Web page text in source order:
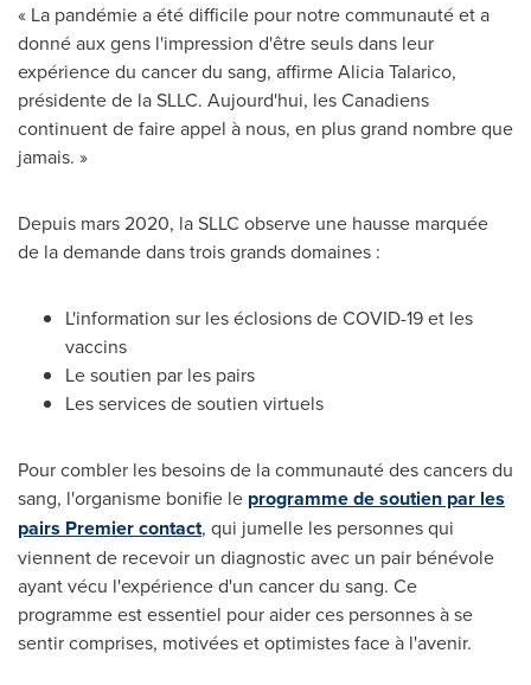
« La pandémie a été difficile pour notre communauté et a
donné aux gens l'impression d'être seuls dans leur
expérience du cancer du sang, affirmeAlicia Talarico,
présidente de la SLLC. Aujourd'hui, les Canadiens
continuent de faire appel à nous, en plus grand nombre que
jamais. »
Depuis mars 2020, la SLLC observe une hausse marquée
de la demande dans trois grands domaines :
L'information sur les éclosions de COVID-19 et les
vaccins
Le soutien par les pairs
Les services de soutien virtuels
Pour combler les besoins de la communauté des cancers du
sang, l'organisme bonifie le programme de soutien par les
pairs Premier contact, qui jumelle les personnes qui
viennent de recevoir un diagnostic avec un pair bénévole
ayant vécu l'expérience d'un cancer du sang. Ce
programme est essentiel pour aider ces personnes à se
sentir comprises, motivées et optimistes face à l'avenir.